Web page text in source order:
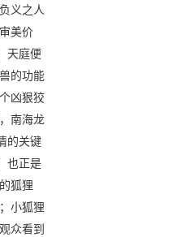
义之人
美价
天庭便
的功能
凶狠狡
南海龙
的关键
也正是
狐狸
小狐狸
众看到